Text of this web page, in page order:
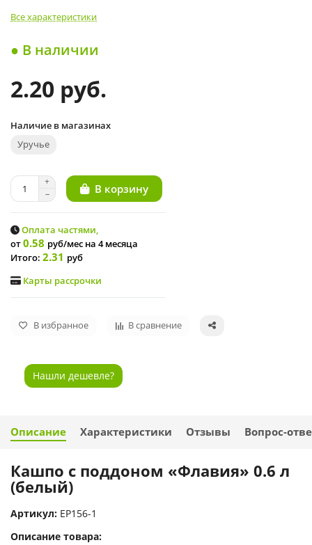
Все характеристики
● В наличии
2.20 руб.
Наличие в магазинах
Уручье
В корзину
Оплата частями,
от0.58 руб/мес на 4 месяца
Итого: 2.31 руб
Карты рассрочки
В избранное В сравнение
Нашли дешевле?
Описание Характеристики Отзывы Вопрос-
Кашпо с поддоном «Флавия» 0.6 л
(белый)
Артикул: EP156-1
Описание товара: